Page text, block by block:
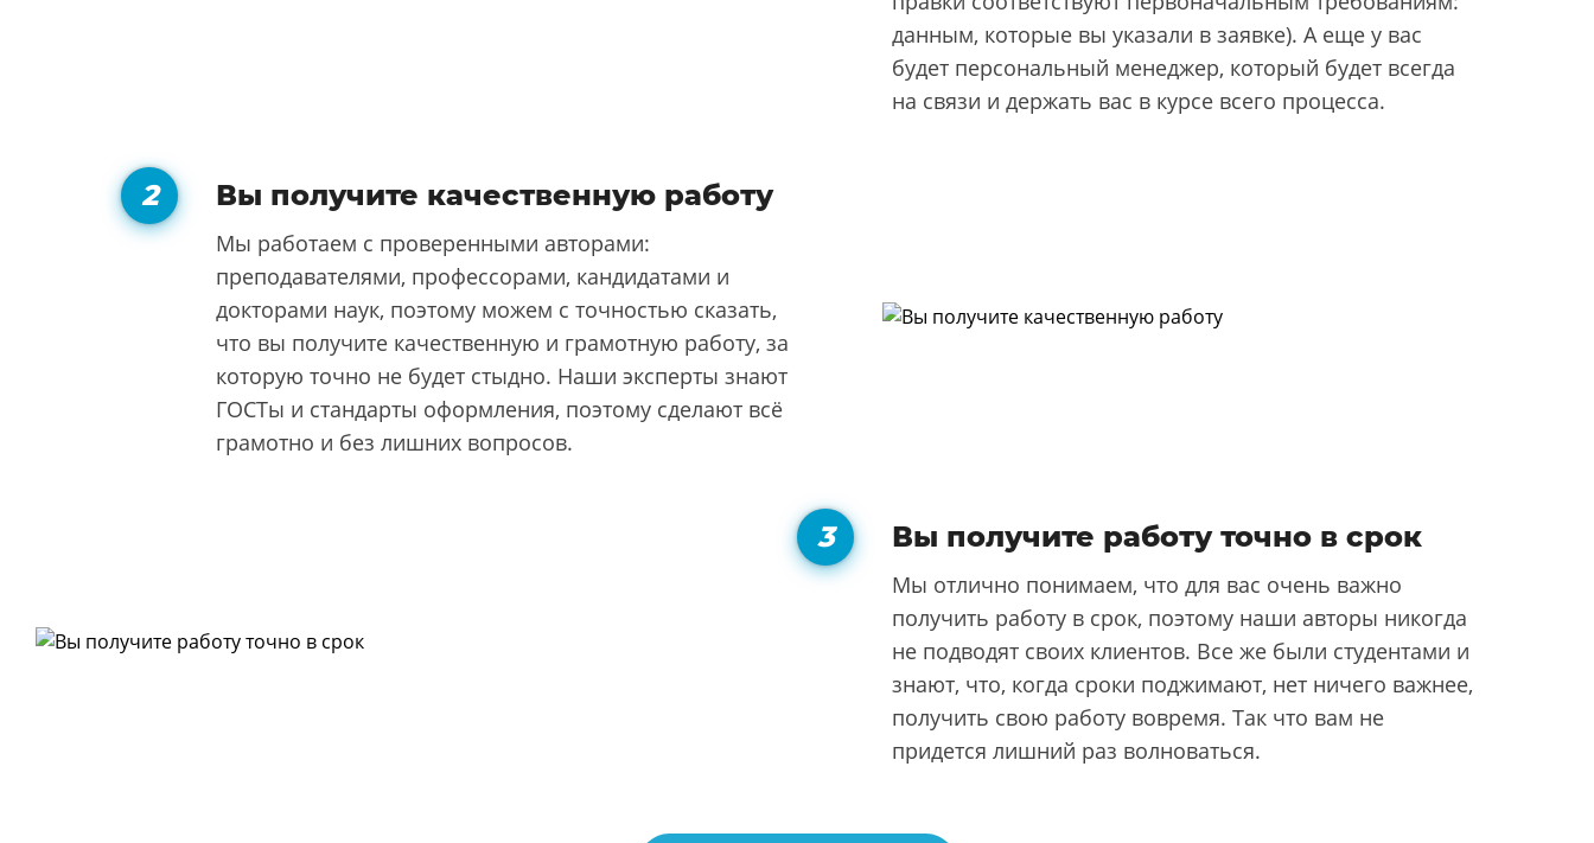
данным, которые вы указали в заявке). А еще у вас
будет персональный менеджер, который будет всегда
на связи и держать вас в курсе всего процесса.
Вы получите качественную работу
Мы работаем с проверенными авторами:
преподавателями, профессорами, кандидатами и
докторами наук, поэтому можем с точностью сказать,
что вы получите качественную и грамотную работу, за
которую точно не будет стыдно. Наши эксперты знают
ГОСТы и стандарты оформления, поэтому сделают всё
грамотно и без лишних вопросов.
Вы получите работу точно в срок
Мы отлично понимаем, что для вас очень важно
получить работу в срок, поэтому наши авторы никогда
не подводят своих клиентов. Все же были студентами и
знают, что, когда сроки поджимают, нет ничего важнее,
получить свою работу вовремя. Так что вам не
придется лишний раз волноваться.